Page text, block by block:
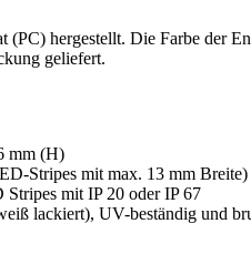
(PC) hergestellt. Die Farbe der
geliefert.
mm (H)
Stripes mit max. 13 mm Breite)
mit IP 20 oder IP 67
lackiert), UV-beständig und